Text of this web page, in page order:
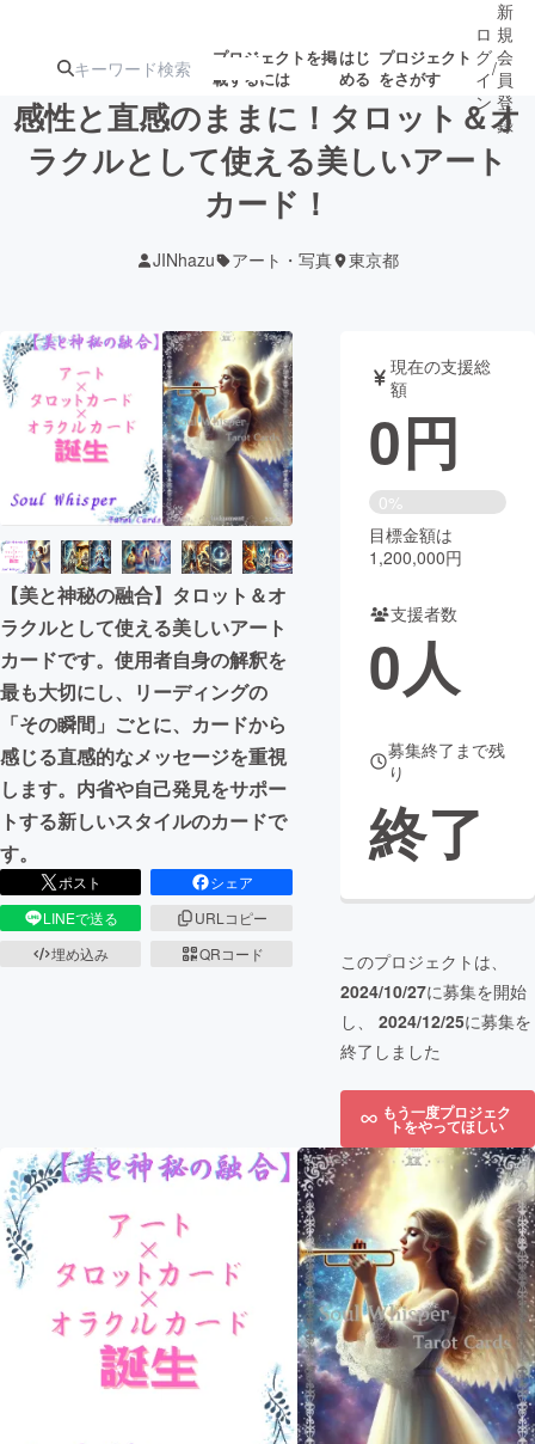
プロジェクトを掲
載するには
はじ
める
プロジェクト
をさがす
注目の新着プロ募集終了が近いプ
テクノロジー・ガジェット
映像・映画 書籍・雑誌
ビジネス・起業 チャレンジ
まちづくり・地域活性化
CAMPFIRE for Social Good
CAMPFIRE Creation
CAMPFIREふるさと納税
コミュニティ
ロ
グ
イ
ン
/
新
規
会
員
登
録
感性と直感のままに！タロット＆オ
ラクルとして使える美しいアート
カード！
JINhazu アート・写真 東京都
【美と神秘の融合】タロット＆オ
ラクルとして使える美しいアート
カードです。使用者自身の解釈を
最も大切にし、リーディングの
「その瞬間」ごとに、カードから
感じる直感的なメッセージを重視
します。内省や自己発見をサポー
トする新しいスタイルのカードで
す。
ポスト
シェア
LINEで送る
URLコピー
埋め込み
QRコード
現在の支援総
額
0円
0%
目標金額は
1,200,000円
支援者数
0人
募集終了まで残
り
終了
このプロジェクトは、
2024/10/27に募集を開始
し、 2024/12/25に募集を
終了しました
もう一度プロジェク
トをやってほしい